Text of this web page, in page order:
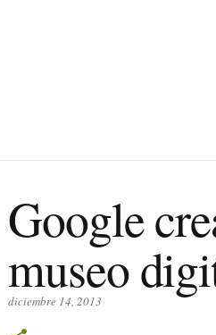
Google
museo
diciembre 14, 2013